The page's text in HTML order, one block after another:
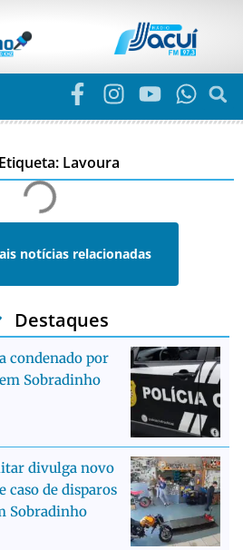
Etiqueta: Lavoura
notícias relacionadas
Destaques
condenado por
Sobradinho
divulga novo
caso de disparos
Sobradinho